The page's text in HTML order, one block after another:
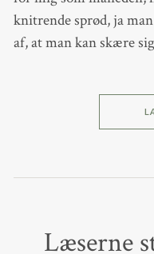
knitrende sprød, ja
af, at man kan skære
Læserne